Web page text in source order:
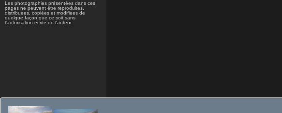
Les photographies présentées dans ces
pages ne peuvent être reproduites,
distribuées, copiées et modifiées de
quelque façon que ce soit sans
l'autorisation écrite de l'auteur.